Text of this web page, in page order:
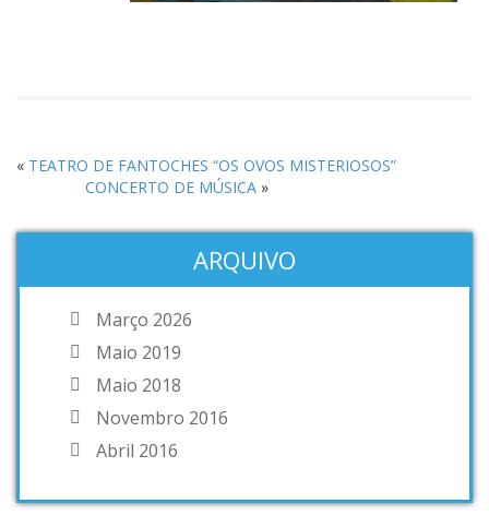
« TEATRO DE FANTOCHES “OS OVOS MISTERIOSOS”
CONCERTO DE MÚSICA»
ARQUIVO
Março 2026
Maio 2019
Maio 2018
Novembro 2016
Abril 2016